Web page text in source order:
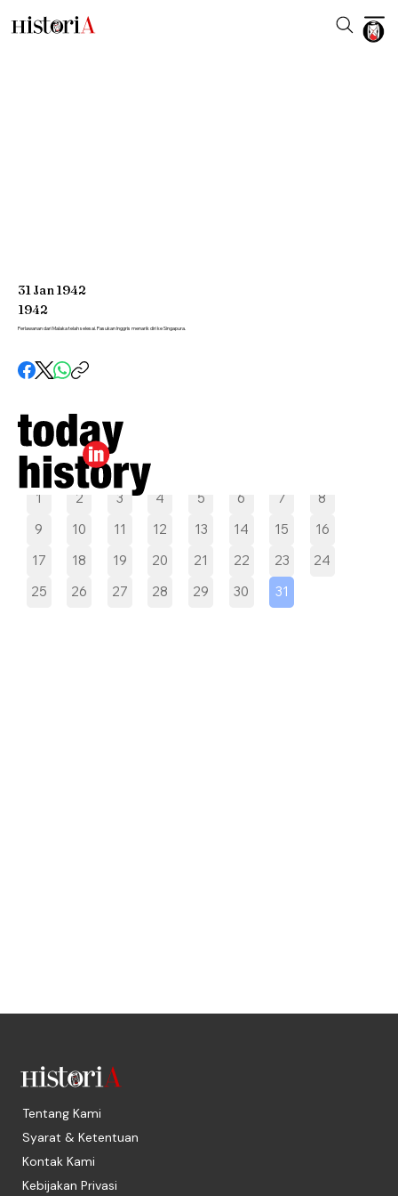
Pilih tanggal
1 2 3 4 5 6 7
8
9
10 11 12 13 14 15
16
17
18 19 20 21 22 23
24
25
26 27 28 29 30 31
31Jan1942
1942
Perlawanan dari Malaka telah selesai. Pasukan Inggris menarik diri ke Singapura.
Tentang Kami
Syarat & Ketentuan
Kontak Kami
Kebijakan Privasi